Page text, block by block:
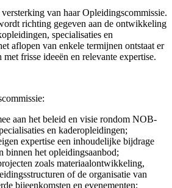
van haar Opleidingscommissie.
richting gegeven aan de ontwikkeling
specialisaties en
aflopen van enkele termijnen ontstaat er
frisse ideeën en relevante expertise.
aan het beleid en visie rondom NOB-
en kaderopleidingen;
expertise een inhoudelijke bijdrage
binnen het opleidingsaanbod;
zoals materiaalontwikkeling,
of de organisatie van
bijeenkomsten en evenementen;